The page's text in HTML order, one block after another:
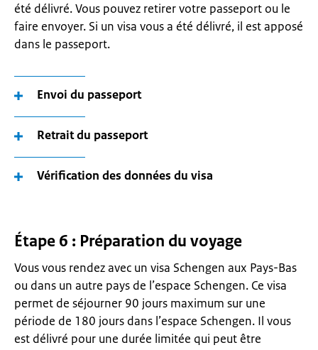
été délivré. Vous pouvez retirer votre passeport ou le
faire envoyer. Si un visa vous a été délivré, il est apposé
dans le passeport.
Envoi du passeport
Retrait du passeport
Vérification des données du visa
Étape 6 : Préparation du voyage
Vous vous rendez avec un visa Schengen aux Pays-Bas
ou dans un autre pays de l’espace Schengen. Ce visa
permet de séjourner 90 jours maximum sur une
période de 180 jours dans l’espace Schengen. Il vous
est délivré pour une durée limitée qui peut être